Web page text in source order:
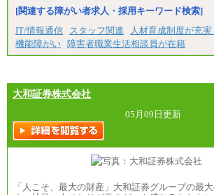
[関連する障がい者求人・採用キーワード検索]
IT/情報通信
スタッフ関連 人材育成制度が充
機能障がい 障害者職業生活相談員が在籍
大和証券株式会社
05月09日更新
「人こそ、最大の財産」大和証券グループの最